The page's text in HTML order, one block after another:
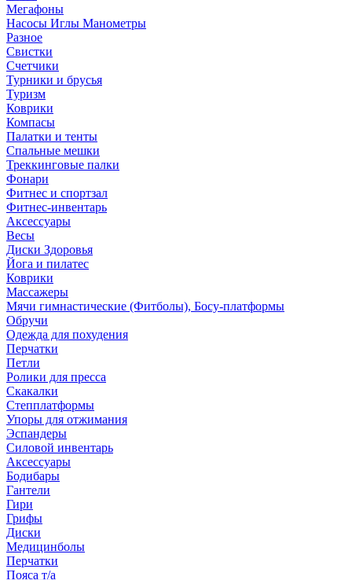
Мегафоны
Насосы Иглы Манометры
Разное
Свистки
Счетчики
Турники и брусья
Туризм
Коврики
Компасы
Палатки и тенты
Спальные мешки
Треккинговые палки
Фонари
Фитнес и спортзал
Фитнес-инвентарь
Аксессуары
Весы
Диски Здоровья
Йога и пилатес
Коврики
Массажеры
Мячи гимнастические (Фитболы), Босу-платформы
Обручи
Одежда для похудения
Перчатки
Петли
Ролики для пресса
Скакалки
Степплатформы
Упоры для отжимания
Эспандеры
Силовой инвентарь
Аксессуары
Бодибары
Гантели
Гири
Грифы
Диски
Медицинболы
Перчатки
Пояса т/а